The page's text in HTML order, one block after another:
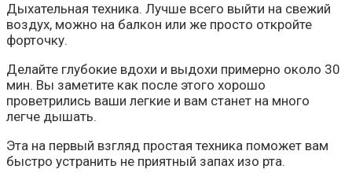
Дыхательная техника. Лучше всего выйти на свежий
воздух, можно на балкон или же просто откройте
форточку.
Делайте глубокие вдохи и выдохи примерно около 30
мин. Вы заметите как после этого хорошо
проветрились ваши легкие и вам станет на много
легче дышать.
Эта на первый взгляд простая техника поможет вам
быстро устранить не приятный запах изо рта.